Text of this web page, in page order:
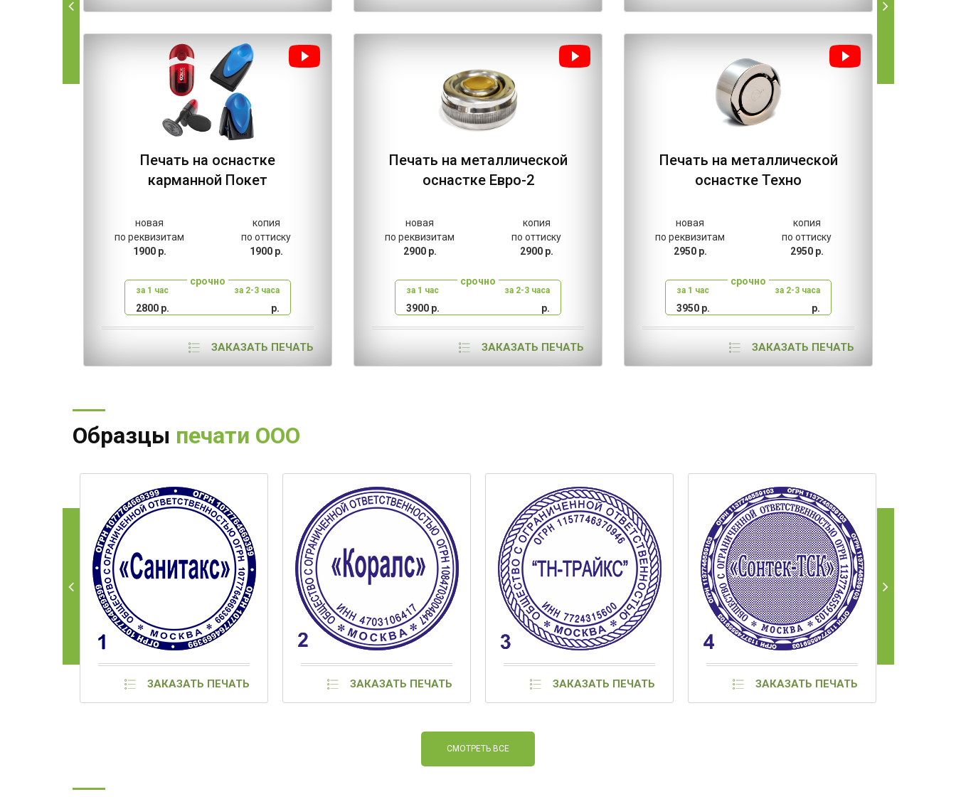
Печать на оснастке
карманной Покет
новая
по реквизитам
1900 р.
копия
по оттиску
1900 р.
срочно
за 1 час
2800 р.
за 2-3 часа
р.
ЗАКАЗАТЬ ПЕЧАТЬ
Печать на металлической
оснастке Евро-2
новая
по реквизитам
2900 р.
копия
по оттиску
2900 р.
срочно
за 1 час
3900 р.
за 2-3 часа
р.
ЗАКАЗАТЬ ПЕЧАТЬ
Печать на металлической
оснастке Техно
новая
по реквизитам
2950 р.
копия
по оттиску
2950 р.
срочно
за 1 час
3950 р.
за 2-3 часа
р.
ЗАКАЗАТЬ ПЕЧАТЬ
Образцы печати ООО
ЗАКАЗАТЬ ПЕЧАТЬ ЗАКАЗАТЬ ПЕЧАТЬ ЗАКАЗАТЬ ПЕЧАТЬ ЗАКАЗАТЬ ПЕЧАТЬ
СМОТРЕТЬ ВСЕ